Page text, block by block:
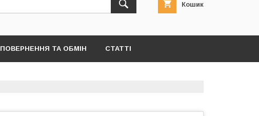
Кошик
ПОВЕРНЕННЯ ТА ОБМІН СТАТТІ